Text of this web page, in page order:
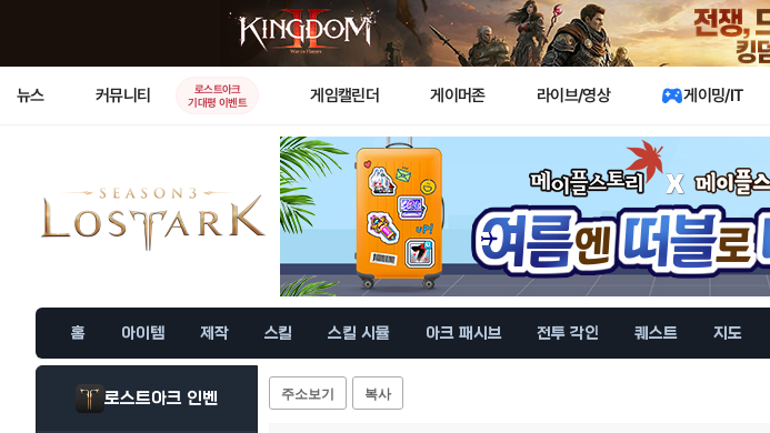
뉴스 커뮤니티
로스트아크
기대평 이벤트
게임캘린더 게이머존 라이브/영상 게이밍/IT
홈 아이템 제작 스킬 스킬 시뮬 아크 패시브 전투 각인 퀘스트 지도
로스트아크 인벤 주소보기 복사